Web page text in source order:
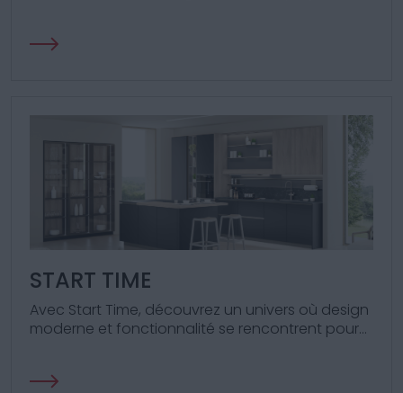
START TIME
Avec Start Time, découvrez un univers où design
moderne et fonctionnalité se rencontrent pour